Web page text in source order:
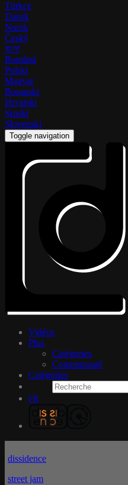
Türkçe
Dansk
Norsk
Český
বাংলা
Română
Polski
Magyar
Bosanski
Hrvatski
Srpski
Slovenski
Toggle navigation
Vidéos
Plus
Catégories
Communauté
Catégories
FR
dissidence
street jam